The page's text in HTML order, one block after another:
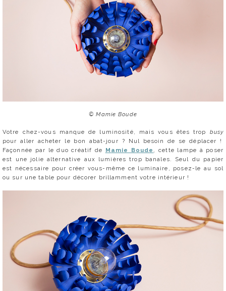
© Mamie Boude
Votre chez-vous manque de luminosité, mais vous êtes trop busy
pour aller acheter le bon abat-jour ? Nul besoin de se déplacer !
Façonnée par le duo créatif de Mamie Boude , cette lampe à poser
est une jolie alternative aux lumières trop banales. Seul du papier
est nécessaire pour créer vous-même ce luminaire, posez-le au sol
ou sur une table pour décorer brillamment votre intérieur !